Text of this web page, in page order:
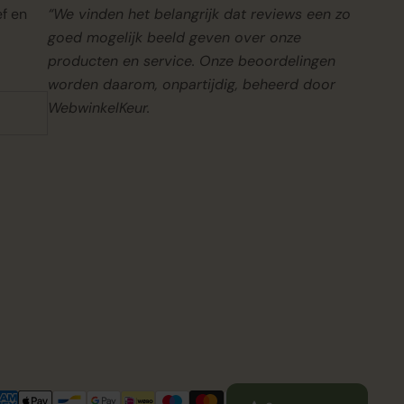
en
“We vinden het belangrijk dat reviews een zo
goed mogelijk beeld geven over onze
producten en service. Onze beoordelingen
worden daarom, onpartijdig, beheerd door
WebwinkelKeur.